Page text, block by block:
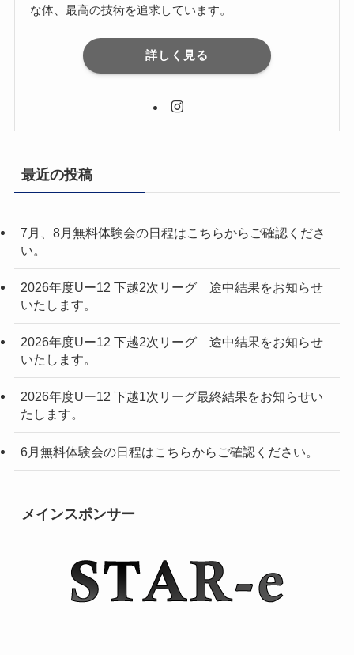
な体、最高の技術を追求しています。
詳しく見る
最近の投稿
7月、8月無料体験会の日程はこちらからご確認くださ
い。
2026年度Uー12 下越2次リーグ 途中結果をお知らせ
いたします。
2026年度Uー12 下越2次リーグ 途中結果をお知らせ
いたします。
2026年度Uー12 下越1次リーグ最終結果をお知らせい
たします。
6月無料体験会の日程はこちらからご確認ください。
メインスポンサー